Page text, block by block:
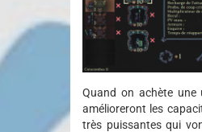
Quand on achète
amélioreront les
très puissantes qui